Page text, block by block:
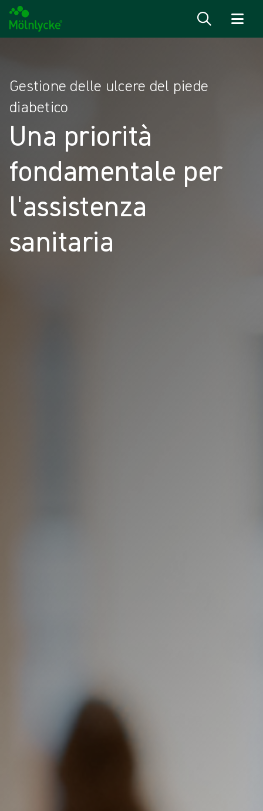
Gestione delle ulcere del piede
diabetico
Una priorità
fondamentale per
l'assistenza
sanitaria